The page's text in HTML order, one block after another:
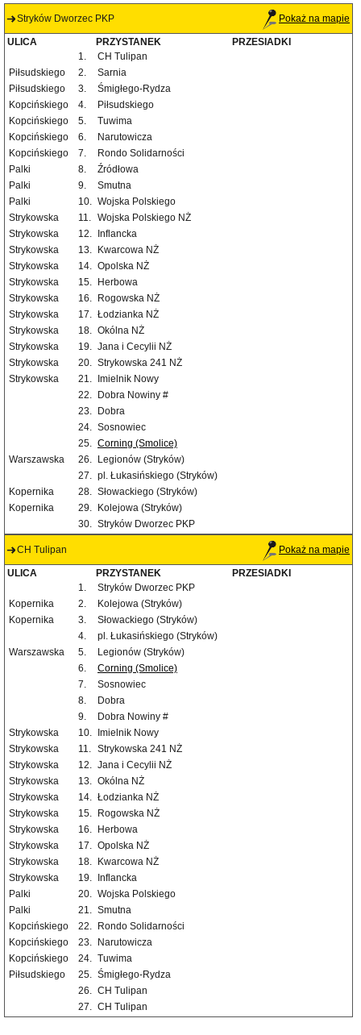
Stryków Dworzec PKP Pokaż na mapie
ULICA PRZYSTANEK
PRZESIADKI
1.
CH Tulipan
Piłsudskiego
2.
Sarnia
Piłsudskiego
3.
Śmigłego-Rydza
Kopcińskiego
4.
Piłsudskiego
Kopcińskiego
5.
Tuwima
Kopcińskiego
6.
Narutowicza
Kopcińskiego
7.
Rondo Solidarności
Palki
8.
Źródłowa
Palki
9.
Smutna
Palki
10. Wojska Polskiego
Strykowska
11. Wojska Polskiego NŻ
Strykowska
12.
Inflancka
Strykowska
13.
Kwarcowa NŻ
Strykowska
14. Opolska NŻ
Strykowska
15.
Herbowa
Strykowska
16.
Rogowska NŻ
Strykowska
17. Łodzianka NŻ
Strykowska
18. Okólna NŻ
Strykowska
19. Jana i Cecylii NŻ
Strykowska
20. Strykowska 241 NŻ
Strykowska
21.
Imielnik Nowy
22.
Dobra Nowiny #
23.
Dobra
24. Sosnowiec
25. Corning (Smolice)
Warszawska
26.
Legionów (Stryków)
27. pl. Łukasińskiego (Stryków)
Kopernika
28. Słowackiego (Stryków)
Kopernika
29.
Kolejowa (Stryków)
30. Stryków Dworzec PKP
CH Tulipan Pokaż na mapie
ULICA PRZYSTANEK
PRZESIADKI
1.
Stryków Dworzec PKP
Kopernika
2.
Kolejowa (Stryków)
Kopernika
3.
Słowackiego (Stryków)
4.
pl. Łukasińskiego (Stryków)
Warszawska
5.
Legionów (Stryków)
6.
Corning (Smolice)
7.
Sosnowiec
8.
Dobra
9.
Dobra Nowiny #
Strykowska
10.
Imielnik Nowy
Strykowska
11. Strykowska 241 NŻ
Strykowska
12. Jana i Cecylii NŻ
Strykowska
13. Okólna NŻ
Strykowska
14. Łodzianka NŻ
Strykowska
15.
Rogowska NŻ
Strykowska
16.
Herbowa
Strykowska
17. Opolska NŻ
Strykowska
18.
Kwarcowa NŻ
Strykowska
19.
Inflancka
Palki
20. Wojska Polskiego
Palki
21. Smutna
Kopcińskiego
22.
Rondo Solidarności
Kopcińskiego
23.
Narutowicza
Kopcińskiego
24. Tuwima
Piłsudskiego
25. Śmigłego-Rydza
26. CH Tulipan
27. CH Tulipan